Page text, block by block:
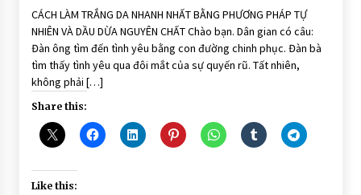
CÁCH LÀM TRẮNG DA NHANH NHẤT BẰNG PHƯƠNG PHÁP TỰ
NHIÊN VÀ DẦU DỪA NGUYÊN CHẤT Chào bạn. Dân gian có câu:
Đàn ông tìm đến tình yêu bằng con đường chinh phục. Đàn bà
tìm thấy tình yêu qua đôi mắt của sự quyến rũ. Tất nhiên,
không phải […]
Share this:
Like this: